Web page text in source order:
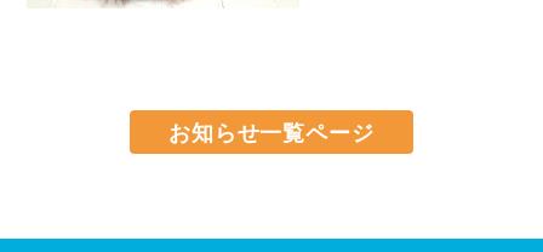
お知らせ一覧ページ